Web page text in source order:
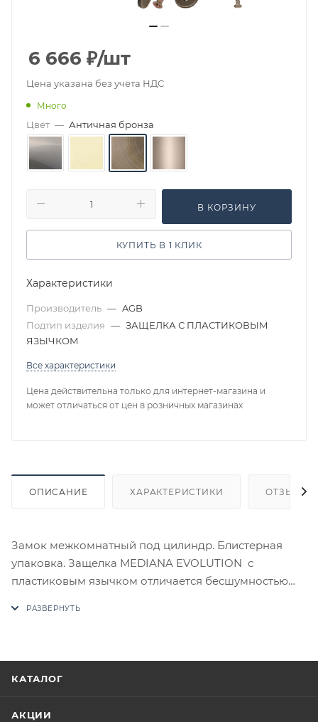
6 666 ₽/шт
Цена указана без учета НДС
Много
Цвет — Античная бронза
В КОРЗИНУ
КУПИТЬ В 1 КЛИК
Характеристики
Производитель — AGB
Подтип изделия — ЗАЩЕЛКА С ПЛАСТИКОВЫМ
ЯЗЫЧКОМ
Все характеристики
Цена действительна только для интернет-магазина и
может отличаться от цен в розничных магазинах
ОПИСАНИЕ ХАРАКТЕРИСТИКИ ОТЗЫВЫ
Замок межкомнатный под цилиндр. Блистерная
упаковка. Защелка MEDIANA EVOLUTION с
пластиковым язычком отличается бесшумностью
КАТАЛОГ
АКЦИИ